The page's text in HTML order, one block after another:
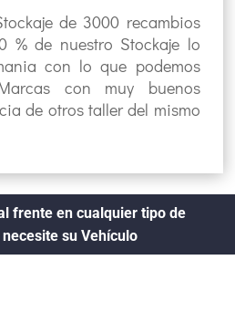
de 3000 recambios
de nuestro Stockaje lo
con lo que podemos
con muy buenos
de otros taller del mismo
frente en cualquier tipo de
su Vehículo